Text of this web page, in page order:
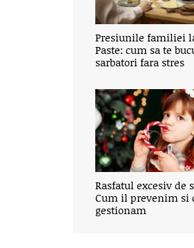
Presiunile familiei
Paste: cum sa te
sarbatori fara stres
Rasfatul excesiv de
Cum il prevenim si
gestionam